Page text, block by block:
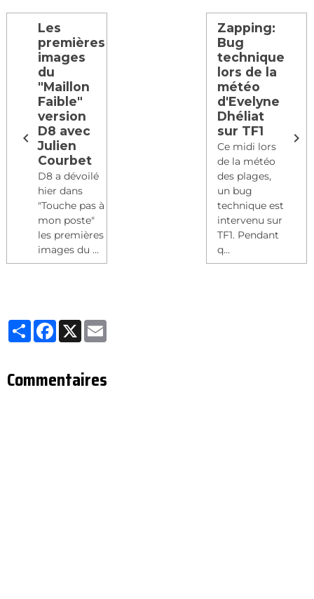
Les
premières
images
du
"Maillon
Faible"
version
D8 avec
Julien
Courbet
D8 a dévoilé
hier dans
"Touche pas à
mon poste"
les premières
images du ...
Zapping:
Bug
technique
lors de la
météo
d'Evelyne
Dhéliat
sur TF1
Ce midi lors
de la météo
des plages,
un bug
technique est
intervenu sur
TF1. Pendant
q...
Partager
Facebook
X
Commentaires